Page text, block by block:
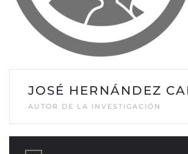
JOSÉ HERNÁNDEZ
AUTOR DE LA INVESTIGACIÓN